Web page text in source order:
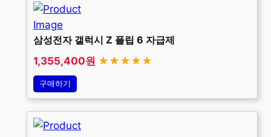
삼성전자 갤럭시 Z 플립 6 자급제
1,355,400원 ★★★★★
구매하기